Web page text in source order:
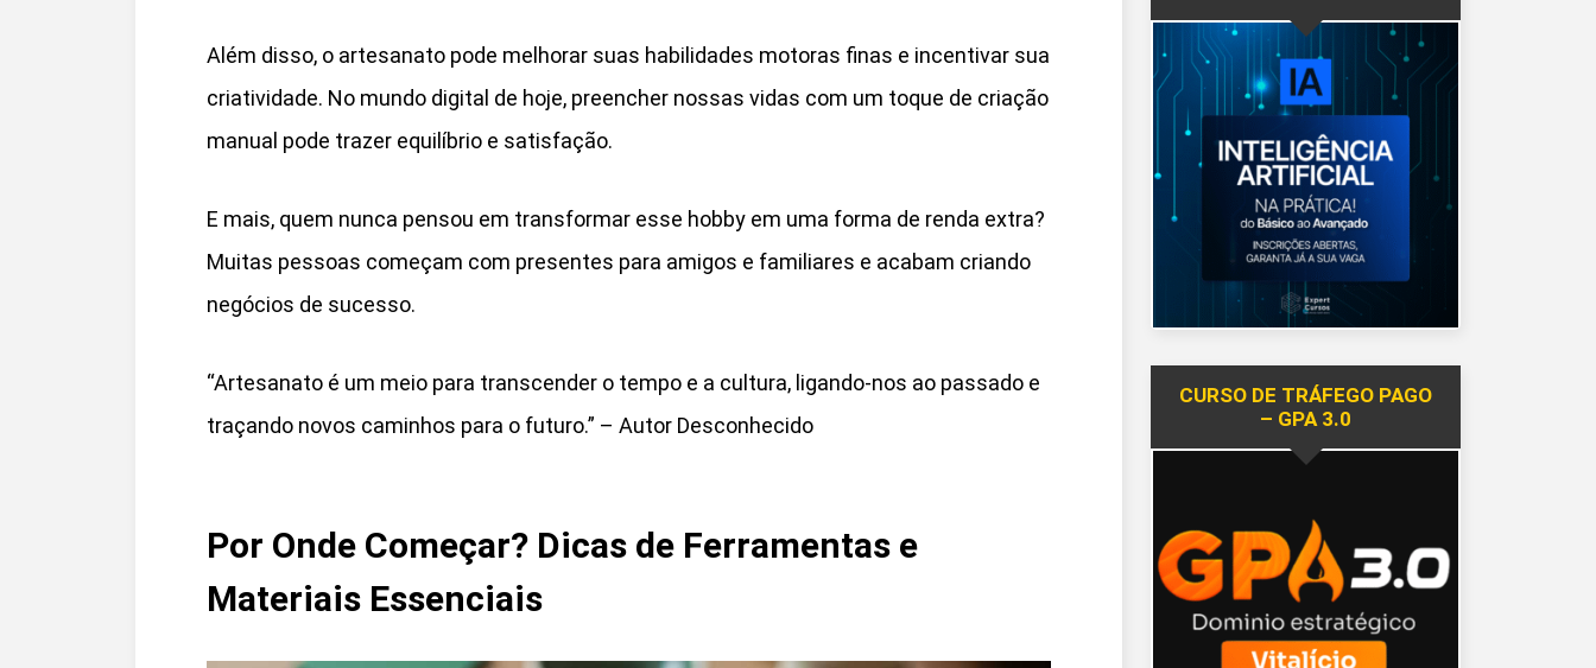
Além disso, o artesanato pode melhorar suas habilidades motoras finas e incentivar sua
criatividade. No mundo digital de hoje, preencher nossas vidas com um toque de criação
manual pode trazer equilíbrio e satisfação.
E mais, quem nunca pensou em transformar esse hobby em uma forma de renda extra?
Muitas pessoas começam com presentes para amigos e familiares e acabam criando
negócios de sucesso.
“Artesanato é um meio para transcender o tempo e a cultura, ligando-nos ao passado e
traçando novos caminhos para o futuro.” – Autor Desconhecido
Por Onde Começar? Dicas de Ferramentas e
Materiais Essenciais
CURSO DE TRÁFEGO PAGO
– GPA 3.0